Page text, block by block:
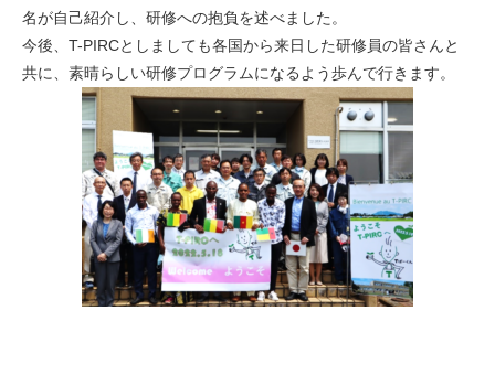
名が自己紹介し、研修への抱負を述べました。
今後、T-PIRCとしましても各国から来日した研修員の皆さんと
共に、素晴らしい研修プログラムになるよう歩んで行きます。